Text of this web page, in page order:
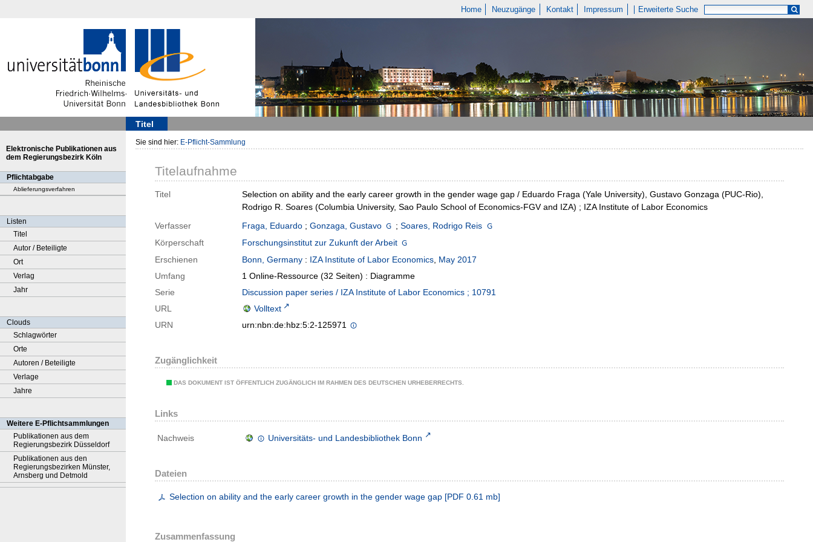
Home Neuzugänge Kontakt Impressum Erweiterte Suche
Titel
Elektronische Publikationen aus
dem Regierungsbezirk Köln
Pflichtabgabe
Ablieferungsverfahren
Listen
Titel
Autor / Beteiligte
Ort
Verlag
Jahr
Clouds
Schlagwörter
Orte
Autoren / Beteiligte
Verlage
Jahre
Weitere E-Pflichtsammlungen
Publikationen aus dem
Regierungsbezirk Düsseldorf
Publikationen aus den
Regierungsbezirken Münster,
Arnsberg und Detmold
Sie sind hier: E-Pflicht-Sammlung
Titelaufnahme
Titel
Selection on ability and the early career growth in the gender wage gap / Eduardo Fraga (Yale University), Gustavo Gonzaga (PUC-Rio),
Rodrigo R. Soares (Columbia University, Sao Paulo School of Economics-FGV and IZA) ; IZA Institute of Labor Economics
Verfasser
Fraga, Eduardo ; Gonzaga, Gustavo ; Soares, Rodrigo Reis
Körperschaft
Forschungsinstitut zur Zukunft der Arbeit
Erschienen
Bonn, Germany : IZA Institute of Labor Economics, May 2017
Umfang
1 Online-Ressource (32 Seiten) : Diagramme
Serie
Discussion paper series / IZA Institute of Labor Economics ; 10791
URL
Volltext
URN
urn:nbn:de:hbz:5:2-125971
Zugänglichkeit
DAS DOKUMENT IST ÖFFENTLICH ZUGÄNGLICH IM RAHMEN DES DEUTSCHEN URHEBERRECHTS.
Links
Nachweis Universitäts- und Landesbibliothek Bonn
Dateien
Selection on ability and the early career growth in the gender wage gap [PDF 0.61 mb]
Zusammenfassung